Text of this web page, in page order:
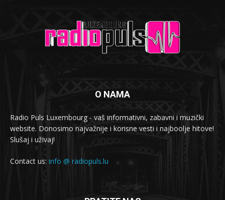
O NAMA
Radio Puls Luxembourg - vaš informativni, zabavni i muzički
website. Donosimo najvažnije i korisne vesti i najboolje hitove!
Slušaj i uživaj!
Contact us: info @ radiopuls.lu